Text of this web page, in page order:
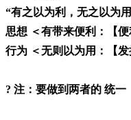
“有之以为利，无之以为
思想 ＜有带来便利：【
行为 ＜无则以为用：【发
? 注：要做到两者的 统一